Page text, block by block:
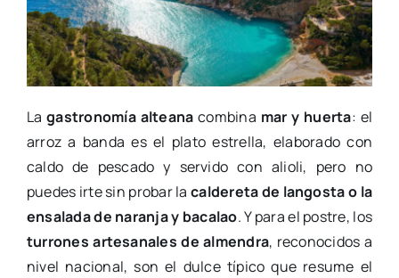
Lagastronomía alteana combina mar y huerta: el
arroz a banda es el plato estrella, elaborado con
caldo de pescado y servido con alioli, pero no
puedes irte sin probar lacaldereta de langosta o la
ensalada de naranja y bacalao. Y para el postre, los
turrones artesanales de almendra, reconocidos a
nivel nacional, son el dulce típico que resume el